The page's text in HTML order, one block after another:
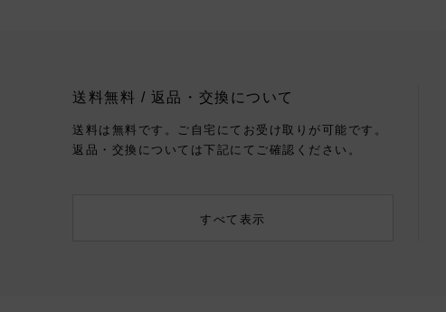
送料無料 / 返品・交換について
送料は無料です。ご自宅にてお受け取りが可能です。
返品・交換については下記にてご確認ください。
すべて表示